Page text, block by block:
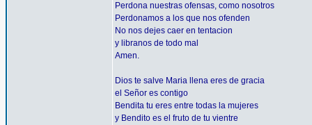
Perdona nuestras ofensas, como nosotros
Perdonamos a los que nos ofenden
No nos dejes caer en tentacion
y libranos de todo mal
Amen.
Dios te salve Maria llena eres de gracia
el Señor es contigo
Bendita tu eres entre todas la mujeres
y Bendito es el fruto de tu vientre